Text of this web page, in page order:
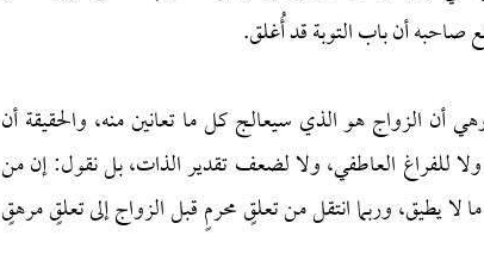
صاحبه أن باب التوبة قد أُغلق.
هو الذي سيعالج كل ما تعانين منه، والحقيقة أن
للفراغ العاطفي، ولا لضعف تقدير الذات، بل نقول: إن من
يطيق، وربما انتقل من تعلقٍ محرمٍ قبل الزواج إلى تعلقٍ مرهقٍ